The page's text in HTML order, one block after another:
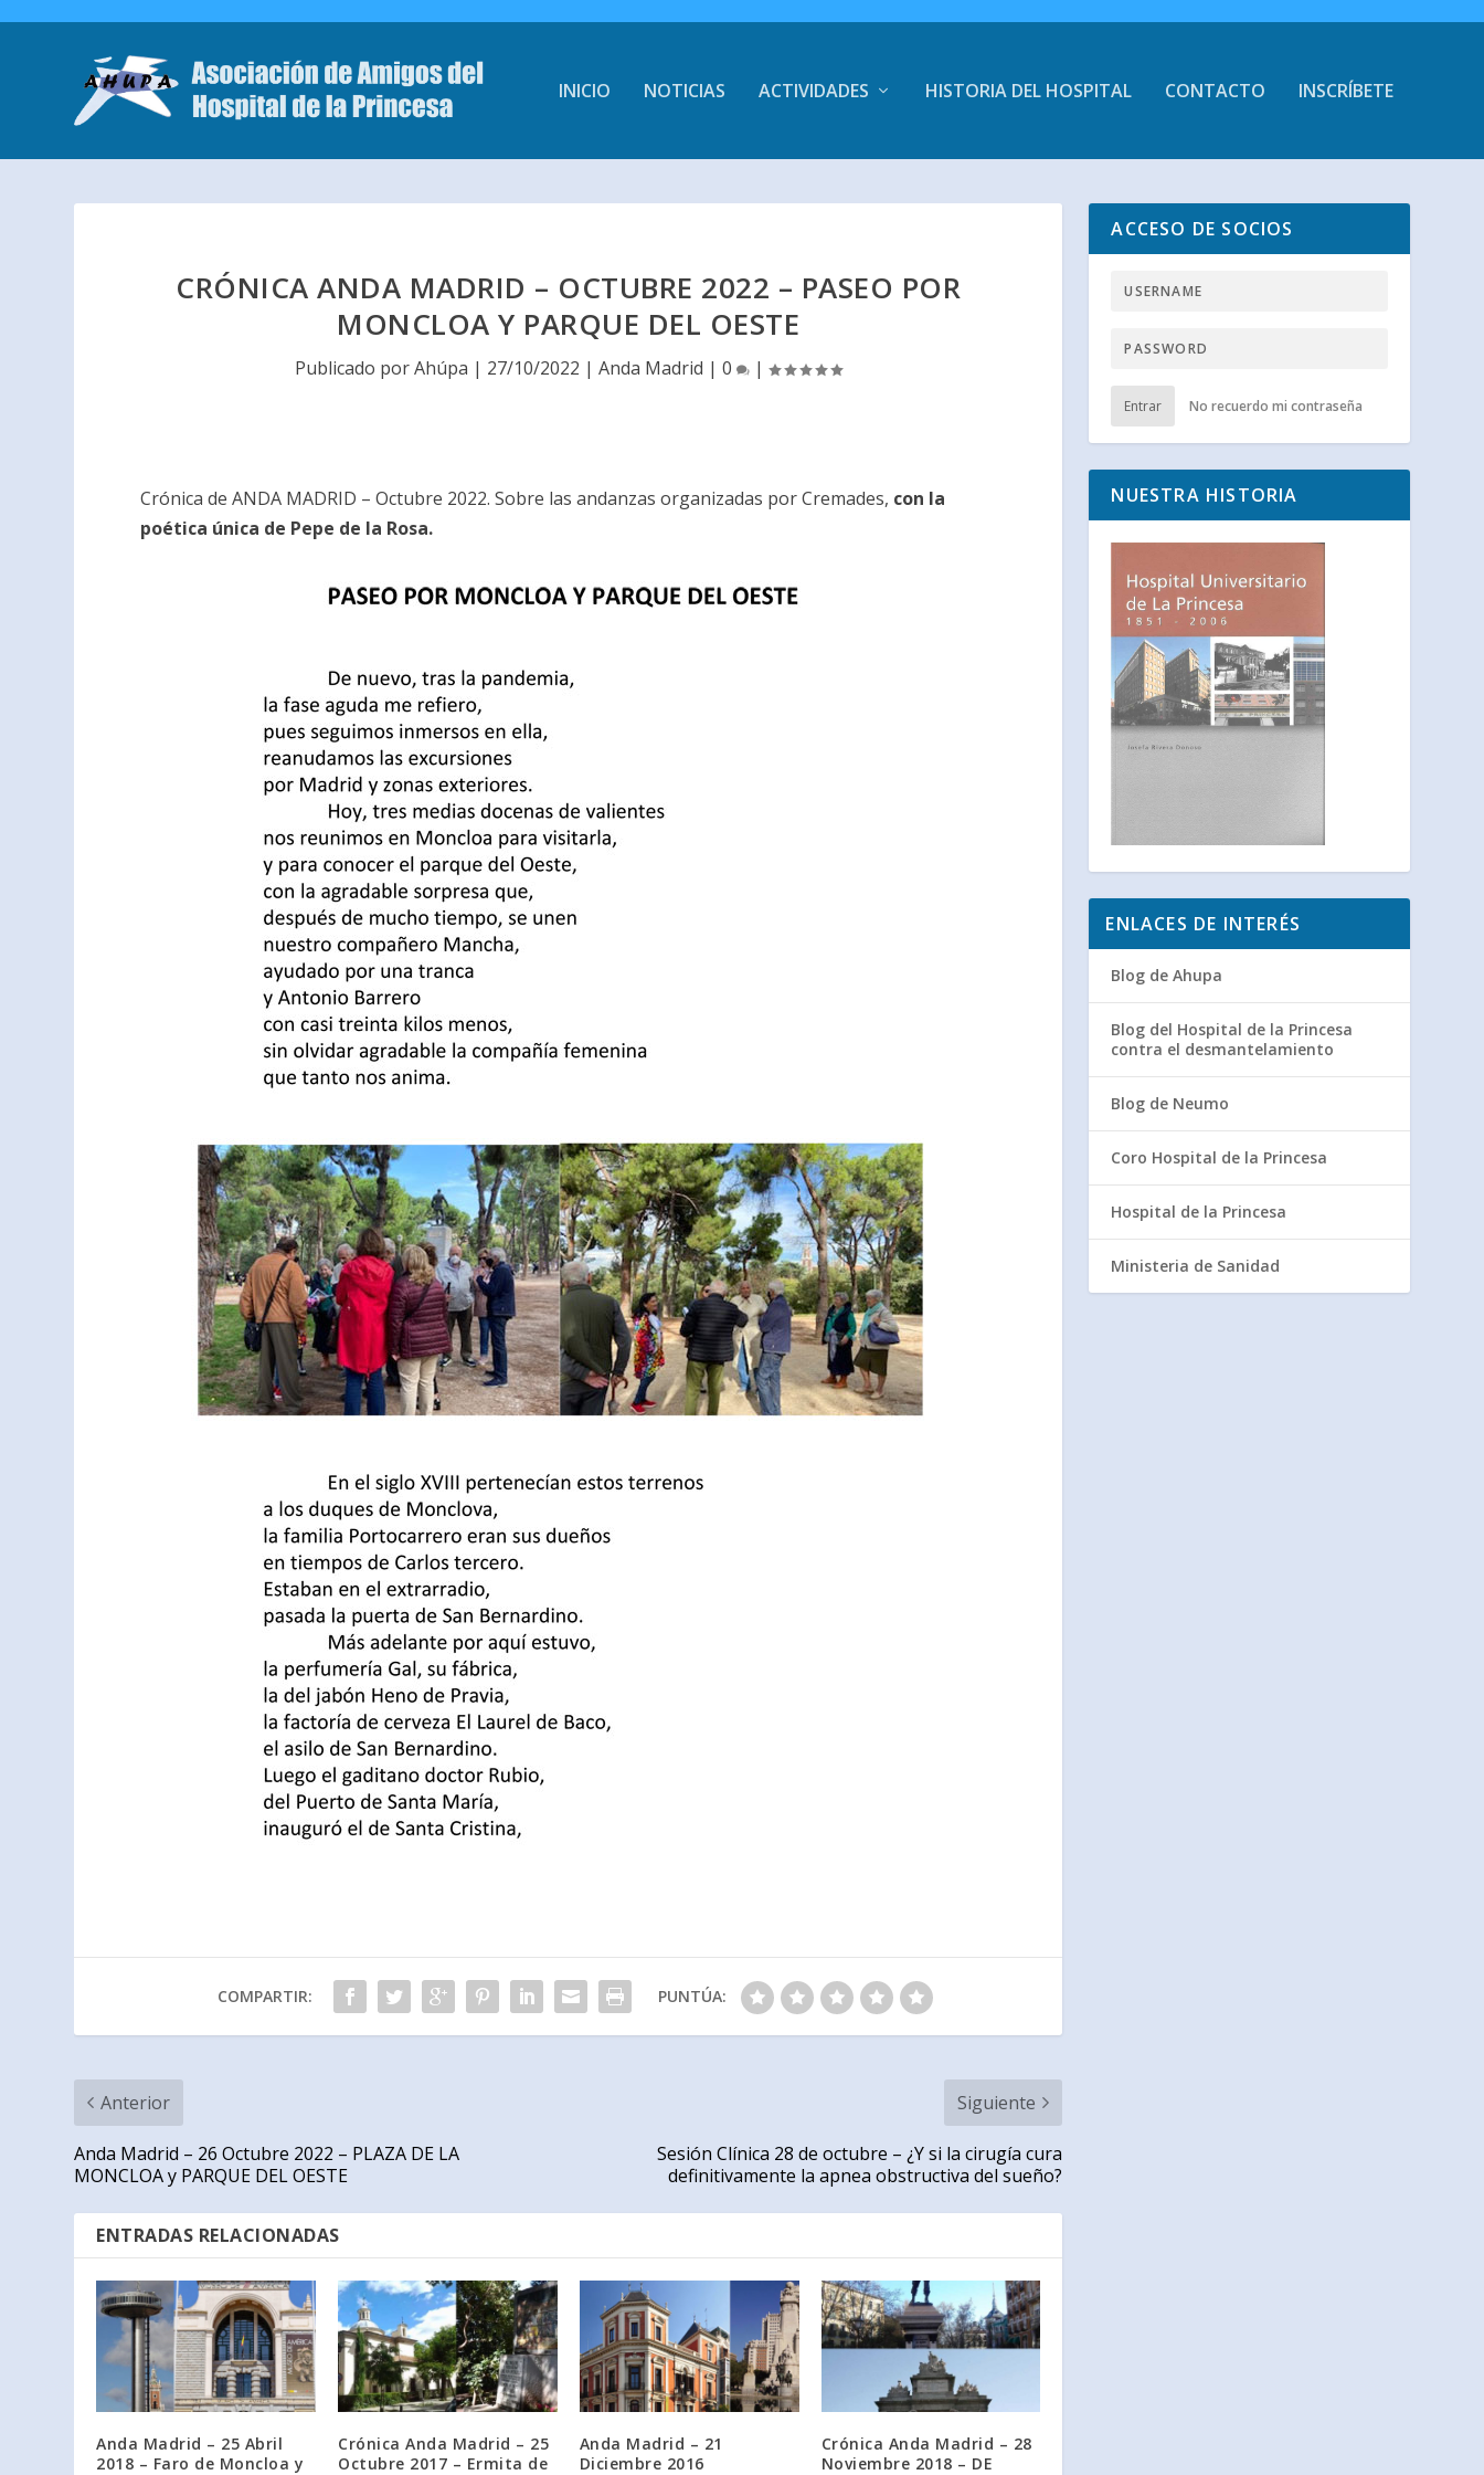
INICIO NOTICIAS ACTIVIDADES HISTORIA DEL HOSPITAL CONTACTO INSCRÍBETE
CRÓNICA ANDA MADRID – OCTUBRE 2022 – PASEO POR
MONCLOA Y PARQUE DEL OESTE
Publicado porAhúpa | 27/10/2022 |Anda Madrid |0 |
Crónica de ANDA MADRID – Octubre 2022. Sobre las andanzas organizadas por Cremades, con la
poética única de Pepe de la Rosa.
COMPARTIR: PUNTÚA:
Anterior
Anda Madrid – 26 Octubre 2022 – PLAZA DE LA
MONCLOA y PARQUE DEL OESTE
Siguiente
Sesión Clínica 28 de octubre – ¿Y si la cirugía cura
definitivamente la apnea obstructiva del sueño?
ENTRADAS RELACIONADAS
Anda Madrid – 25 Abril
2018 – Faro de Moncloa y
Crónica Anda Madrid – 25
Octubre 2017 – Ermita de
Anda Madrid – 21
Diciembre 2016
Crónica Anda Madrid – 28
Noviembre 2018 – DE
ACCESO DE SOCIOS
Entrar No recuerdo mi contraseña
NUESTRA HISTORIA
ENLACES DE INTERÉS
Blog de Ahupa
Blog del Hospital de la Princesa
contra el desmantelamiento
Blog de Neumo
Coro Hospital de la Princesa
Hospital de la Princesa
Ministeria de Sanidad